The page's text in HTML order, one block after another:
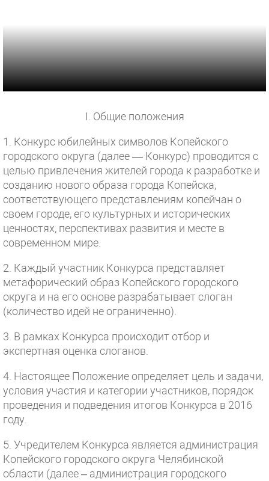
I. Общие положения
1. Конкурс юбилейных символов Копейского
городского округа (далее — Конкурс) проводится с
целью привлечения жителей города к разработке и
созданию нового образа города Копейска,
соответствующего представлениям копейчан о
своем городе, его культурных и исторических
ценностях, перспективах развития и месте в
современном мире.
2. Каждый участник Конкурса представляет
метафорический образ Копейского городского
округа и на его основе разрабатывает слоган
(количество идей не ограниченно).
3. В рамках Конкурса происходит отбор и
экспертная оценка слоганов.
4. Настоящее Положение определяет цель и задачи,
условия участия и категории участников, порядок
проведения и подведения итогов Конкурса в 2016
году.
5. Учредителем Конкурса является администрация
Копейского городского округа Челябинской
области (далее – администрация городского